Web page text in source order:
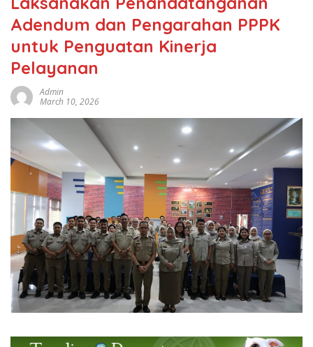
Adendum dan Pengarahan PPPK
untuk Penguatan Kinerja
Pelayanan
Admin
March 10, 2026